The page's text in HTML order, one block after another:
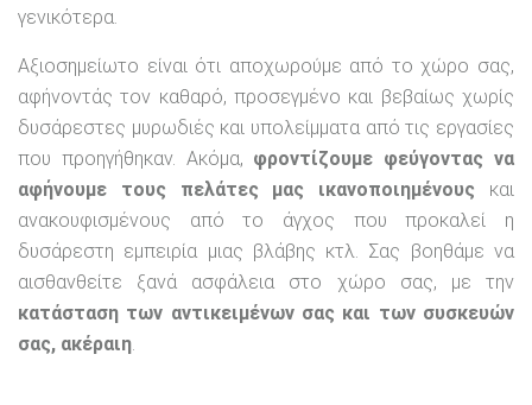
γενικότερα.
Αξιοσημείωτο είναι ότι αποχωρούμε από το χώρο σας,
αφήνοντάς τον καθαρό, προσεγμένο και βεβαίως χωρίς
δυσάρεστες μυρωδιές και υπολείμματα από τις εργασίες
που προηγήθηκαν. Ακόμα, φροντίζουμε φεύγοντας να
αφήνουμε τους πελάτες μας ικανοποιημένους και
ανακουφισμένους από το άγχος που προκαλεί η
δυσάρεστη εμπειρία μιας βλάβης κτλ. Σας βοηθάμε να
αισθανθείτε ξανά ασφάλεια στο χώρο σας, με την
κατάσταση των αντικειμένων σας και των συσκευών
σας, ακέραιη.